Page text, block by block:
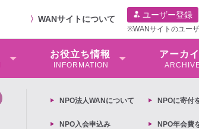
〉 WANサイトについて ユーザー登録
※WANサイトのユー
お役⽴ち情報
INFORMATION
アーカ
NPO法⼈WANについて NPOに寄付
NPO入会申込み NPO年会費